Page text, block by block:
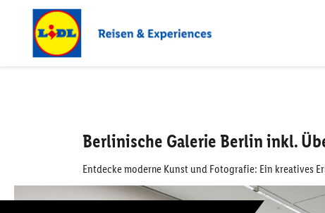
Berlinische Galerie Berlin inkl.
Entdecke moderne Kunst und Fotografie: Ein kreatives